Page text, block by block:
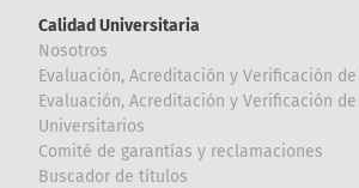
Calidad Universitaria
Nosotros
Evaluación, Acreditación y Verificación
Evaluación, Acreditación y Verificación
Universitarios
Comité de garantías y reclamaciones
Buscador de títulos